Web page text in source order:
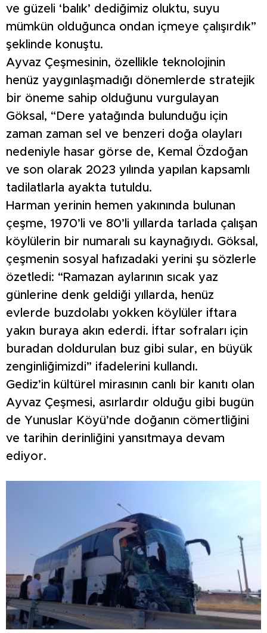
ve güzeli ‘balık’ dediğimiz oluktu, suyu
mümkün olduğunca ondan içmeye çalışırdık”
şeklinde konuştu.
Ayvaz Çeşmesinin, özellikle teknolojinin
henüz yaygınlaşmadığı dönemlerde stratejik
bir öneme sahip olduğunu vurgulayan
Göksal, “Dere yatağında bulunduğu için
zaman zaman sel ve benzeri doğa olayları
nedeniyle hasar görse de, Kemal Özdoğan
ve son olarak 2023 yılında yapılan kapsamlı
tadilatlarla ayakta tutuldu.
Harman yerinin hemen yakınında bulunan
çeşme, 1970’li ve 80’li yıllarda tarlada çalışan
köylülerin bir numaralı su kaynağıydı. Göksal,
çeşmenin sosyal hafızadaki yerini şu sözlerle
özetledi: “Ramazan aylarının sıcak yaz
günlerine denk geldiği yıllarda, henüz
evlerde buzdolabı yokken köylüler iftara
yakın buraya akın ederdi. İftar sofraları için
buradan doldurulan buz gibi sular, en büyük
zenginliğimizdi” ifadelerini kullandı.
Gediz’in kültürel mirasının canlı bir kanıtı olan
Ayvaz Çeşmesi, asırlardır olduğu gibi bugün
de Yunuslar Köyü’nde doğanın cömertliğini
ve tarihin derinliğini yansıtmaya devam
ediyor.